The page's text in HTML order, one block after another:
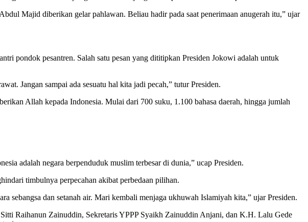
Majid diberikan gelar pahlawan. Beliau hadir pada saat penerimaan anugerah itu,” ujar
pondok pesantren. Salah satu pesan yang dititipkan Presiden Jokowi adalah untuk
Jangan sampai ada sesuatu hal kita jadi pecah,” tutur Presiden.
Allah kepada Indonesia. Mulai dari 700 suku, 1.100 bahasa daerah, hingga jumlah
adalah negara berpenduduk muslim terbesar di dunia,” ucap Presiden.
timbulnya perpecahan akibat perbedaan pilihan.
sebangsa dan setanah air. Mari kembali menjaga ukhuwah Islamiyah kita,” ujar Presiden.
Raihanun Zainuddin, Sekretaris YPPP Syaikh Zainuddin Anjani, dan K.H. Lalu Gede